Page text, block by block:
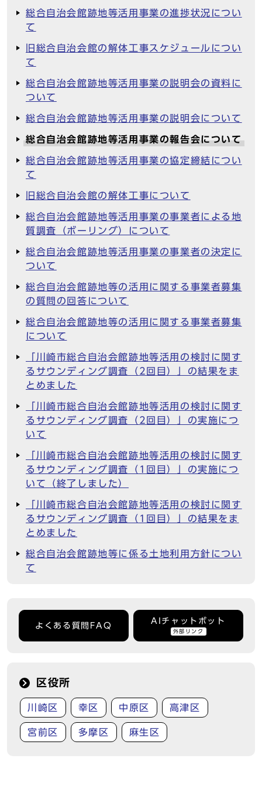
総合自治会館跡地等活用事業の進捗状況につい
て
旧総合自治会館の解体工事スケジュールについ
て
総合自治会館跡地等活用事業の説明会の資料に
ついて
総合自治会館跡地等活用事業の説明会について
総合自治会館跡地等活用事業の報告会について
総合自治会館跡地等活用事業の協定締結につい
て
旧総合自治会館の解体工事について
総合自治会館跡地等活用事業の事業者による地
質調査（ボーリング）について
総合自治会館跡地等活用事業の事業者の決定に
ついて
総合自治会館跡地等の活用に関する事業者募集
の質問の回答について
総合自治会館跡地等の活用に関する事業者募集
について
「川崎市総合自治会館跡地等活用の検討に関す
るサウンディング調査（2回目）」の結果をま
とめました
「川崎市総合自治会館跡地等活用の検討に関す
るサウンディング調査（2回目）」の実施につ
いて
「川崎市総合自治会館跡地等活用の検討に関す
るサウンディング調査（1回目）」の実施につ
いて（終了しました）
「川崎市総合自治会館跡地等活用の検討に関す
るサウンディング調査（1回目）」の結果をま
とめました
総合自治会館跡地等に係る土地利用方針につい
て
よくある質問FAQ
AIチャットボット
外部リンク
区役所
川崎区 幸区 中原区 高津区
宮前区 多摩区 麻生区